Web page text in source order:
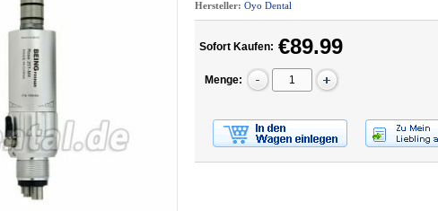
Hersteller: Oyo Dental
Sofort Kaufen: €89.99
Menge: